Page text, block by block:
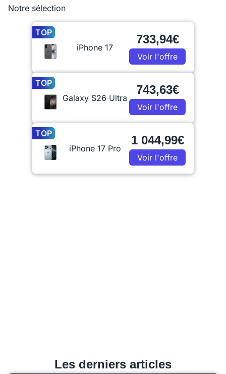
Notre sélection
TOP
iPhone 17
733,94€
Voir l'offre
TOP
Galaxy S26 Ultra
743,63€
Voir l'offre
TOP
iPhone 17 Pro
1 044,99€
Voir l'offre
Les derniers articles